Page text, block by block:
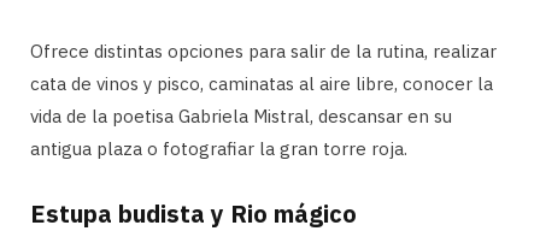
Ofrece distintas opciones para salir de la rutina, realizar
cata de vinos y pisco, caminatas al aire libre, conocer la
vida de la poetisa Gabriela Mistral, descansar en su
antigua plaza o fotografiar la gran torre roja.
Estupa budista y Rio mágico